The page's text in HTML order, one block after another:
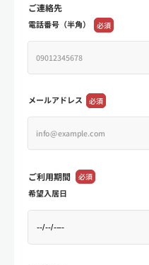
ご連絡先
電話番号（半角） 必須
メールアドレス 必須
ご利用期間 必須
希望入居日